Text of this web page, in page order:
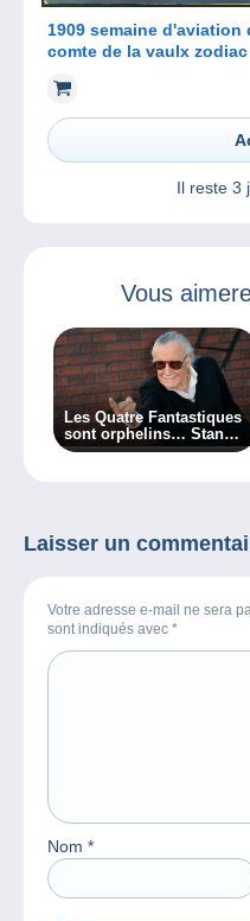
1909 semaine
comte de la vaulx
Il reste 3
Vous
Les Quatre Fantastiques
sont orphelins… Stan
Lee est mort…
Laisser un
Votre adresse e-mail ne sera
sont indiqués avec *
Nom *